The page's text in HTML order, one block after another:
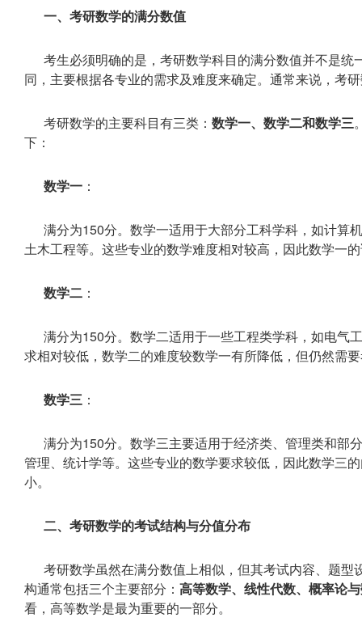
一、考研数学的满分数值
考生必须明确的是，考研数学科目的满分数值并不是
同，主要根据各专业的需求及难度来确定。通常来说，考
考研数学的主要科目有三类： 数学一、数学二和数学三
下：
数学一 ：
满分为150分。数学一适用于大部分工科学科，如计算
土木工程等。这些专业的数学难度相对较高，因此数学一
数学二 ：
满分为150分。数学二适用于一些工程类学科，如电气
求相对较低，数学二的难度较数学一有所降低，但仍然需
数学三 ：
满分为150分。数学三主要适用于经济类、管理类和部
管理、统计学等。这些专业的数学要求较低，因此数学三
小。
二、考研数学的考试结构与分值分布
考研数学虽然在满分数值上相似，但其考试内容、题
构通常包括三个主要部分： 高等数学、线性代数、概率论
看，高等数学是最为重要的一部分。